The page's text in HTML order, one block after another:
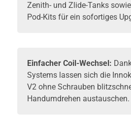
Zenith- und Zlide-Tanks
Pod-Kits für ein sofortiges
Einfacher Coil-Wechsel:
Systems lassen sich die
V2 ohne Schrauben
Handumdrehen austauschen.